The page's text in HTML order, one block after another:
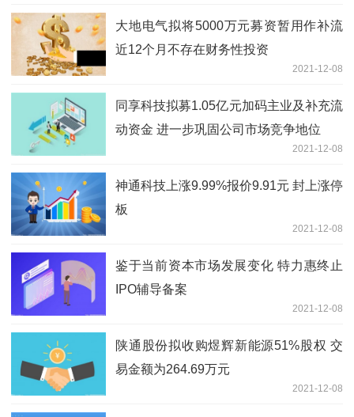
大地电气拟将5000万元募资暂用作补流
近12个月不存在财务性投资
2021-12-08
同享科技拟募1.05亿元加码主业及补充流
动资金 进一步巩固公司市场竞争地位
2021-12-08
神通科技上涨9.99%报价9.91元 封上涨停
板
2021-12-08
鉴于当前资本市场发展变化 特力惠终止
IPO辅导备案
2021-12-08
陕通股份拟收购煜辉新能源51%股权 交
易金额为264.69万元
2021-12-08